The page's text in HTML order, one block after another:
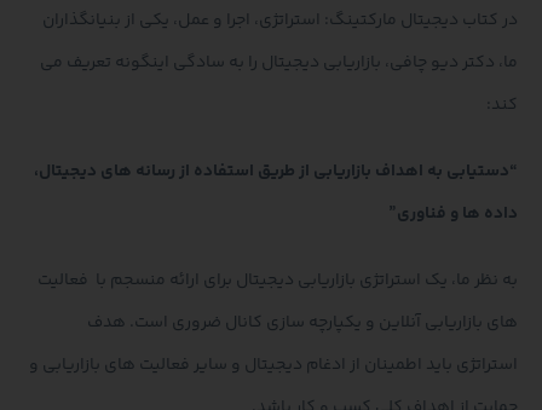
در کتاب دیجیتال مارکتینگ: استراتژی، اجرا و عمل، یکی از بنیانگذاران
ما، دکتر دیو چافی، بازاریابی دیجیتال را به سادگی اینگونه تعریف می
کند:
“دستیابی به اهداف بازاریابی از طریق استفاده از رسانه های دیجیتال،
داده ها و فناوری”
به نظر ما، یک استراتژی بازاریابی دیجیتال برای ارائه منسجم با فعالیت
های بازاریابی آنلاین و یکپارچه سازی کانال ضروری است. هدف
استراتژی باید اطمینان از ادغام دیجیتال و سایر فعالیت های بازاریابی و